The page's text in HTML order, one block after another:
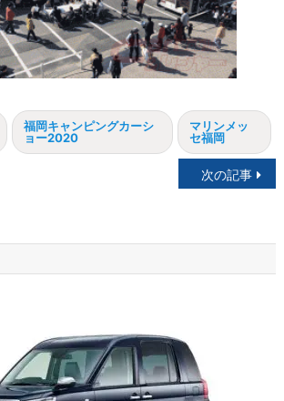
福岡キャンピングカーシ
ョー2020
マリンメッ
セ福岡
次の記事